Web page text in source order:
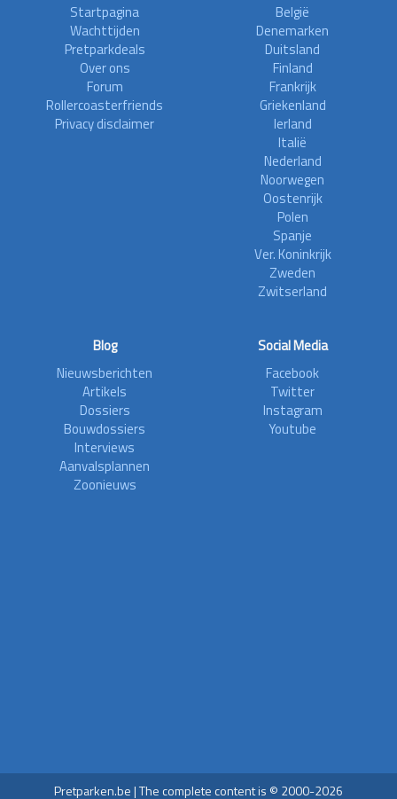
Startpagina
Wachttijden
Pretparkdeals
Over ons
Forum
Rollercoasterfriends
Privacy disclaimer
België
Denemarken
Duitsland
Finland
Frankrijk
Griekenland
Ierland
Italië
Nederland
Noorwegen
Oostenrijk
Polen
Spanje
Ver. Koninkrijk
Zweden
Zwitserland
Blog
Nieuwsberichten
Artikels
Dossiers
Bouwdossiers
Interviews
Aanvalsplannen
Zoonieuws
Social Media
Facebook
Twitter
Instagram
Youtube
Pretparken.be | The complete content is © 2000-2026